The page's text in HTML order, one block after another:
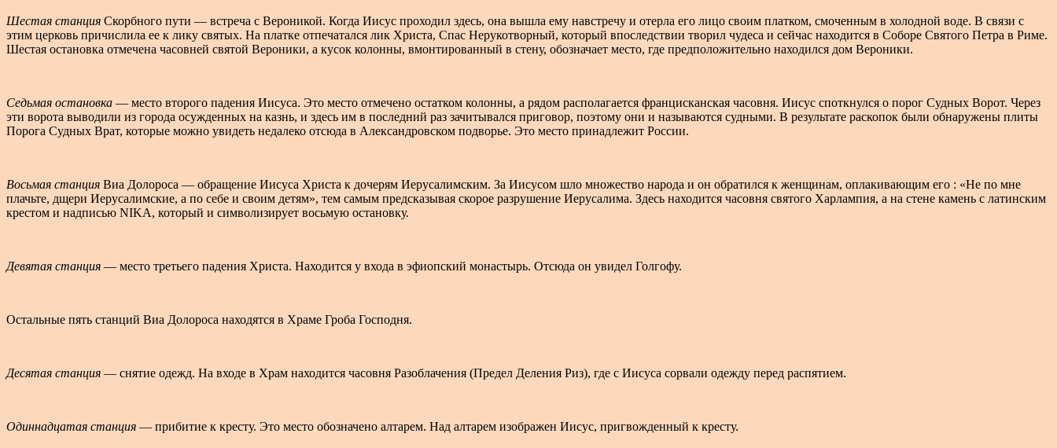
Шестая станция Скорбного пути — встреча с Вероникой. Когда Иисус проходил здесь, она вышла ему навстречу и отерла его лицо своим платком, смоченным в холодной воде. В связи с
этим церковь причислила ее к лику святых. На платке отпечатался лик Христа, Спас Нерукотворный, который впоследствии творил чудеса и сейчас находится в Соборе Святого Петра в Риме.
Шестая остановка отмечена часовней святой Вероники, а кусок колонны, вмонтированный в стену, обозначает место, где предположительно находился дом Вероники.
Седьмая остановка — место второго падения Иисуса. Это место отмечено остатком колонны, а рядом располагается францисканская часовня. Иисус споткнулся о порог Судных Ворот. Через
эти ворота выводили из города осужденных на казнь, и здесь им в последний раз зачитывался приговор, поэтому они и называются судными. В результате раскопок были обнаружены плиты
Порога Судных Врат, которые можно увидеть недалеко отсюда в Александровском подворье. Это место принадлежит России.
Восьмая станция Виа Долороса — обращение Иисуса Христа к дочерям Иерусалимским. За Иисусом шло множество народа и он обратился к женщинам, оплакивающим его : «Не по мне
плачьте, дщери Иерусалимские, а по себе и своим детям», тем самым предсказывая скорое разрушение Иерусалима. Здесь находится часовня святого Харлампия, а на стене камень с латинским
крестом и надписью NIKA, который и символизирует восьмую остановку.
Девятая станция — место третьего падения Христа. Находится у входа в эфиопский монастырь. Отсюда он увидел Голгофу.
Остальные пять станций Виа Долороса находятся в Храме Гроба Господня.
Десятая станция — снятие одежд. На входе в Храм находится часовня Разоблачения (Предел Деления Риз), где с Иисуса сорвали одежду перед распятием.
Одиннадцатая станция — прибитие к кресту. Это место обозначено алтарем. Над алтарем изображен Иисус, пригвожденный к кресту.